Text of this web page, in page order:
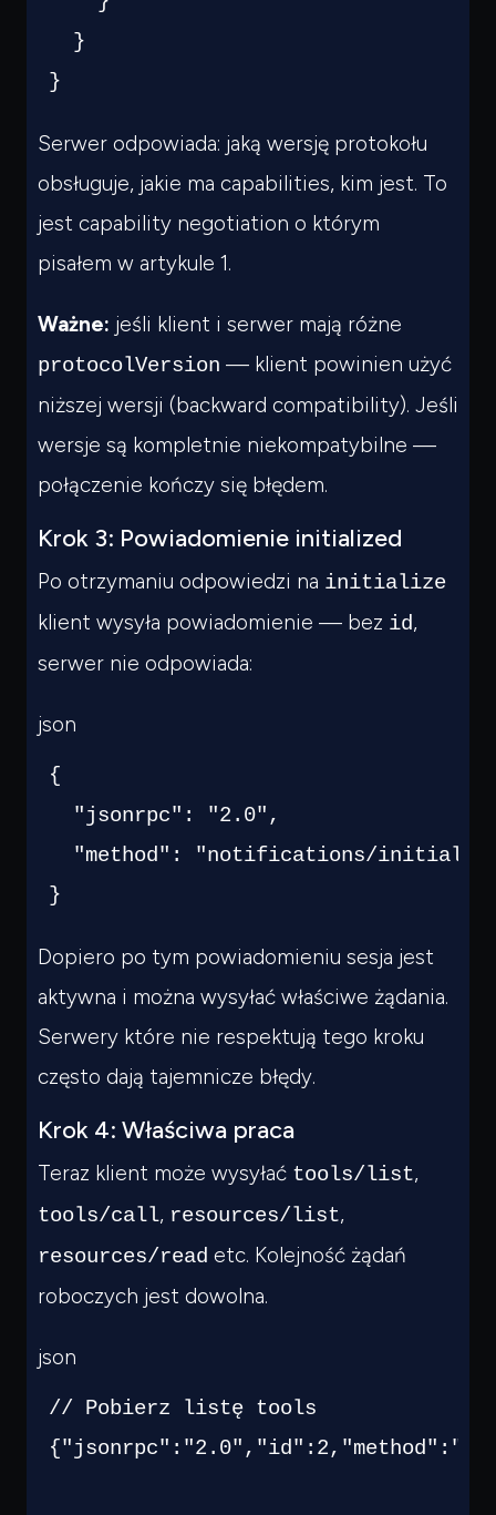
}
}
Serwer odpowiada: jaką wersję protokołu
obsługuje, jakie ma capabilities, kim jest. To
jest capability negotiation o którym
pisałem w artykule 1.
Ważne: jeśli klient i serwer mają różne
protocolVersion — klient powinien użyć
niższej wersji (backward compatibility). Jeśli
wersje są kompletnie niekompatybilne —
połączenie kończy się błędem.
Krok 3: Powiadomienie initialized
Po otrzymaniu odpowiedzi na initialize
klient wysyła powiadomienie — bez id,
serwer nie odpowiada:
json
{
"jsonrpc" : "2.0" ,
"method" :
"notifications/
}
Dopiero po tym powiadomieniu sesja jest
aktywna i można wysyłać właściwe żądania.
Serwery które nie respektują tego kroku
często dają tajemnicze błędy.
Krok 4: Właściwa praca
Teraz klient może wysyłać tools/list,
tools/call, resources/list,
resources/read etc. Kolejność żądań
roboczych jest dowolna.
json
// Pobierz listę tools
{"jsonrpc" : "2.0" , "id" : 2, "method" :